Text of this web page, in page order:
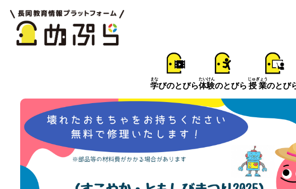
学
まな
びのとびら体験
たいけん
のとびら 授業
じゅぎょう
のとび